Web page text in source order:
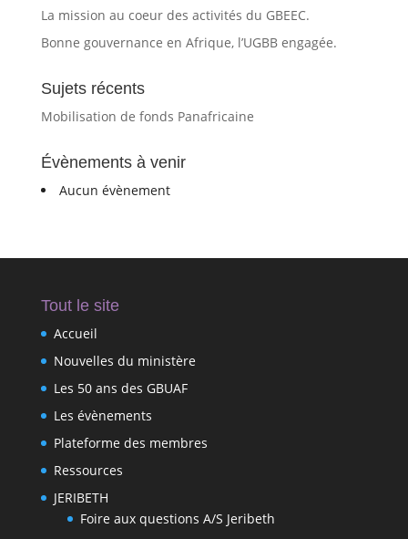
La mission au coeur des activités du GBEEC.
Bonne gouvernance en Afrique, l’UGBB engagée.
Sujets récents
Mobilisation de fonds Panafricaine
Évènements à venir
Aucun évènement
Tout le site
Accueil
Nouvelles du ministère
Les 50 ans des GBUAF
Les évènements
Plateforme des membres
Ressources
JERIBETH
Foire aux questions A/S Jeribeth